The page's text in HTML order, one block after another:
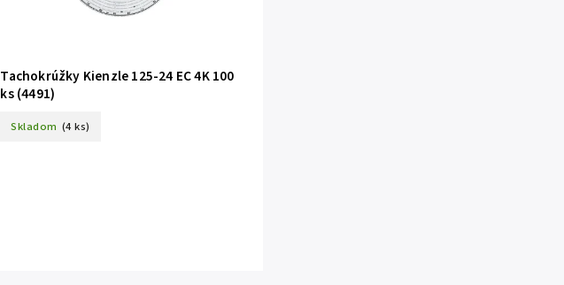
Tachokrúžky Kienzle 125-24 EC 4K 100
ks (4491)
Skladom (4 ks)